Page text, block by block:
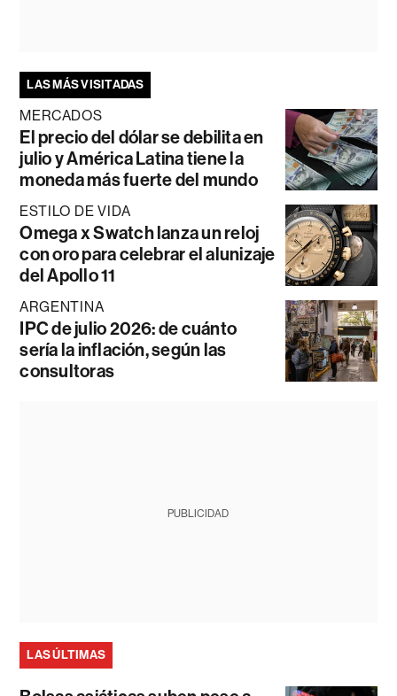
LAS MÁS VISITADAS
MERCADOS
El precio del dólar se debilita en
julio y América Latina tiene la
moneda más fuerte del mundo
ESTILO DE VIDA
Omega x Swatch lanza un reloj
con oro para celebrar el alunizaje
del Apollo 11
ARGENTINA
IPC de julio 2026: de cuánto
sería la inflación, según las
consultoras
PUBLICIDAD
LAS ÚLTIMAS